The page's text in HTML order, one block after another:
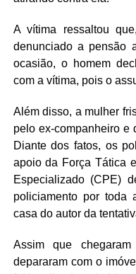
A vítima ressaltou
denunciado a pensão
ocasião, o homem
com a vítima, pois o
Além disso, a mulher
pelo ex-companheiro e
Diante dos fatos, os
apoio da Força Tática
Especializado (CPE)
policiamento por toda
casa do autor da
Assim que
depararam com o